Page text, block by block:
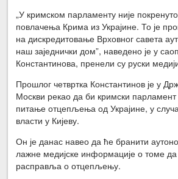
„У кримском парламенту није
повлачења Крима из Украјине. То је
на дискредитовање Врховног савета
наш заједнички дом”, наведено је у
Константинова, пренели су руски
Прошлог четвртка Константинов је у
Москви рекао да би кримски
питање отцепљења од Украјине, у
власти у Кијеву.
Он је данас навео да ће бранити
лажне медијске информације о томе
расправља о отцепљењу.